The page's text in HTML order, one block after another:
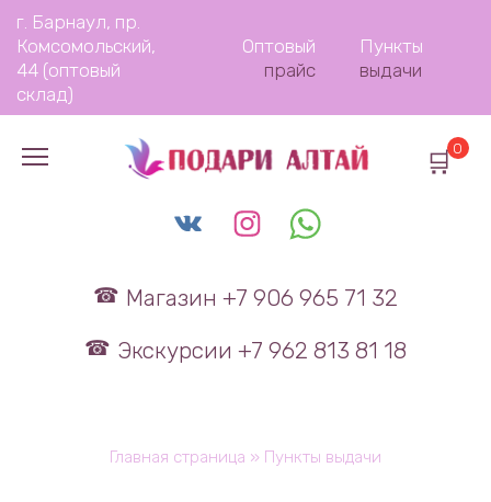
Перейти
содержанию
г. Барнаул, пр.
Комсомольский,
44 (оптовый
склад)
Оптовый
прайс
Пункты
выдачи
Магазин +7 906 965 71 32
Экскурсии +7 962 813 81 18
0
Главная страница » Пункты выдачи